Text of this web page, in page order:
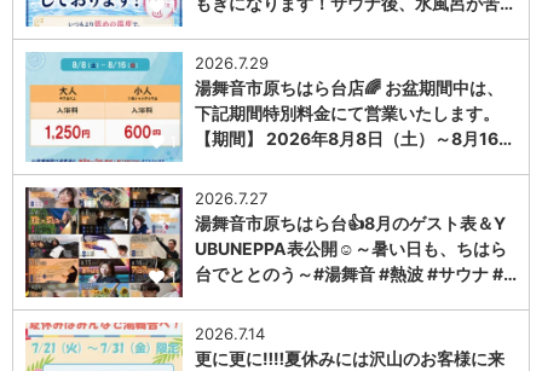
1
1
2026.7.29
湯舞音市原ちはら台店🌈 お盆期間中は、
下記期間特別料金にて営業いたします。
【期間】 2026年8月8日（土）～8月16…
1
2026.7.27
湯舞音市原ちはら台👍8月のゲスト表＆Y
UBUNEPPA表公開☺～暑い日も、ちはら
台でととのう～#湯舞音 #熱波 #サウナ #…
2026.7.14
更に更に‼️‼️夏休みには沢山のお客様に来